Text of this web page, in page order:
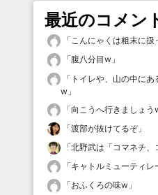
最近のコメン
「こんにゃくは粗末に扱
「腹八分目w 」
「 トイレや、山の中に
w 」
「向こうへ行きましょう
「渡部が抜けてるぞ」
「北野武は「コマネチ、
「キャトルミューティレ
「おふくろの味w 」